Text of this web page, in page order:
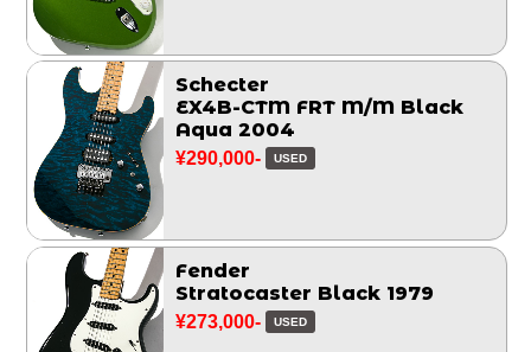
Schecter
EX4B-CTM FRT M/M Black
Aqua 2004
¥290,000- USED
Fender
Stratocaster Black 1979
¥273,000- USED